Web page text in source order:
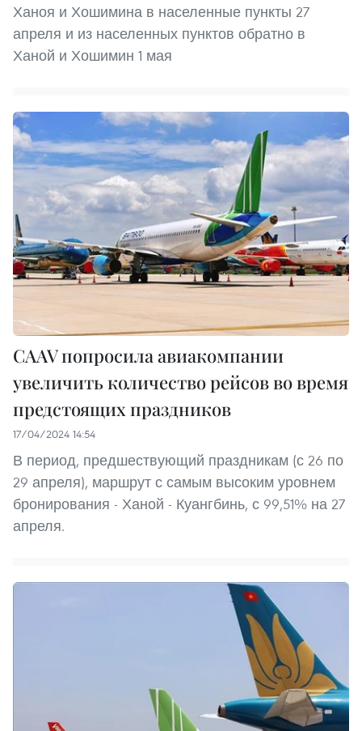
Ханоя и Хошимина в населенные пункты 27
апреля и из населенных пунктов обратно в
Ханой и Хошимин 1 мая
CAAV попросила авиакомпании
увеличить количество рейсов во время
предстоящих праздников
17/04/2024 14:54
В период, предшествующий праздникам (с 26 по
29 апреля), маршрут с самым высоким уровнем
бронирования - Ханой - Куангбинь, с 99,51% на 27
апреля.